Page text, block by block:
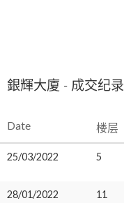
銀輝大廈 - 成交纪录
Date 楼层
25/03/2022 5
28/01/2022 11